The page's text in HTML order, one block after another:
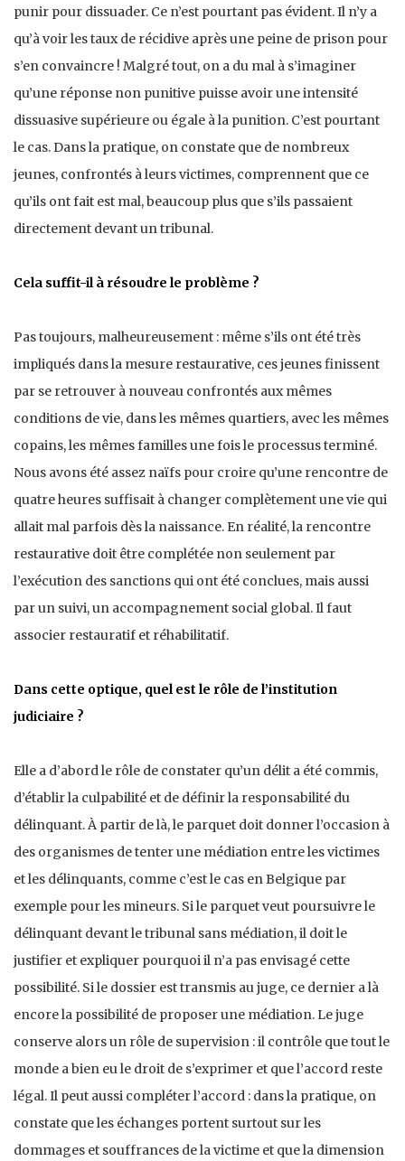
punir pour dissuader. Ce n’est pourtant pas évident. Il n’y a
qu’à voir les taux de récidive après une peine de prison pour
s’en convaincre ! Malgré tout, on a du mal à s’imaginer
qu’une réponse non punitive puisse avoir une intensité
dissuasive supérieure ou égale à la punition. C’est pourtant
le cas. Dans la pratique, on constate que de nombreux
jeunes, confrontés à leurs victimes, comprennent que ce
qu’ils ont fait est mal, beaucoup plus que s’ils passaient
directement devant un tribunal.
Cela suffit-il à résoudre le problème ?
Pas toujours, malheureusement : même s’ils ont été très
impliqués dans la mesure restaurative, ces jeunes finissent
par se retrouver à nouveau confrontés aux mêmes
conditions de vie, dans les mêmes quartiers, avec les mêmes
copains, les mêmes familles une fois le processus terminé.
Nous avons été assez naïfs pour croire qu’une rencontre de
quatre heures suffisait à changer complètement une vie qui
allait mal parfois dès la naissance. En réalité, la rencontre
restaurative doit être complétée non seulement par
l’exécution des sanctions qui ont été conclues, mais aussi
par un suivi, un accompagnement social global. Il faut
associer restauratif et réhabilitatif.
Dans cette optique, quel est le rôle de l’institution
judiciaire ?
Elle a d’abord le rôle de constater qu’un délit a été commis,
d’établir la culpabilité et de définir la responsabilité du
délinquant. À partir de là, le parquet doit donner l’occasion à
des organismes de tenter une médiation entre les victimes
et les délinquants, comme c’est le cas en Belgique par
exemple pour les mineurs. Si le parquet veut poursuivre le
délinquant devant le tribunal sans médiation, il doit le
justifier et expliquer pourquoi il n’a pas envisagé cette
possibilité. Si le dossier est transmis au juge, ce dernier a là
encore la possibilité de proposer une médiation. Le juge
conserve alors un rôle de supervision : il contrôle que tout le
monde a bien eu le droit de s’exprimer et que l’accord reste
légal. Il peut aussi compléter l’accord : dans la pratique, on
constate que les échanges portent surtout sur les
dommages et souffrances de la victime et que la dimension